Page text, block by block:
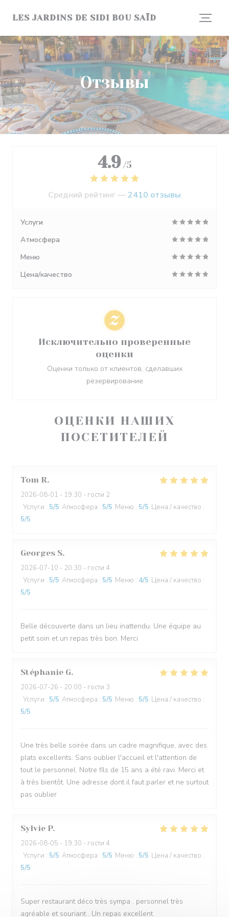
LES JARDINS DE SIDI BOU SAÏD
Отзывы
ОЦЕНКИ НАШИХ
ПОСЕТИТЕЛЕЙ
Tom R
2026-08-01 - 19:30 - гости 2
Услуги : 5/5 Атмосфера : 5/5 Меню : 5/5 Цена / качество :
5/5
Georges S
2026-07-10 - 20:30 - гости 4
Услуги : 5/5 Атмосфера : 5/5 Меню : 4/5 Цена / качество :
5/5
Belle découverte dans un lieu inattendu. Une équipe au
petit soin et un repas très bon. Merci
Stéphanie G
2026-07-26 - 20:00 - гости 3
Услуги : 5/5 Атмосфера : 5/5 Меню : 5/5 Цена / качество :
5/5
Une très belle soirée dans un cadre magnifique, avec des
plats excellents. Sans oublier l'accueil et l'attention de
tout le personnel. Notre fils de 15 ans a été ravi. Merci et
à très bientôt. Une adresse dont il faut parler et ne surtout
pas oublier
Sylvie P
2026-08-05 - 19:30 - гости 4
Услуги : 5/5 Атмосфера : 5/5 Меню : 5/5 Цена / качество :
5/5
Super restaurant déco très sympa , personnel très
agréable et souriant . Un repas excellent
4.9 /5
Средний рейтинг —2410 отзывы
Услуги
Атмосфера
Меню
Цена/качество
Исключительно проверенные
оценки
Оценки только от клиентов, сделавших
резервирование